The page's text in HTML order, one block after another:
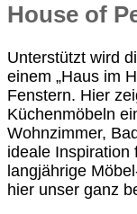
House of
Unterstützt wird
einem „Haus im
Fenstern. Hier
Küchenmöbeln
Wohnzimmer,
ideale Inspiration
langjährige
hier unser ganz